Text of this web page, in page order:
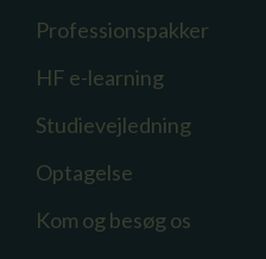
Professionspakker
HF e-learning
Studievejledning
Optagelse
Kom og besøg os